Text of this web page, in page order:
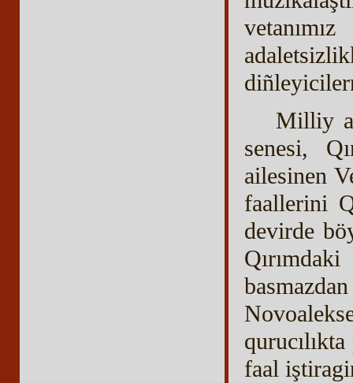
Milliy
senesi,
ailesinen
faallerini
devirde
faal